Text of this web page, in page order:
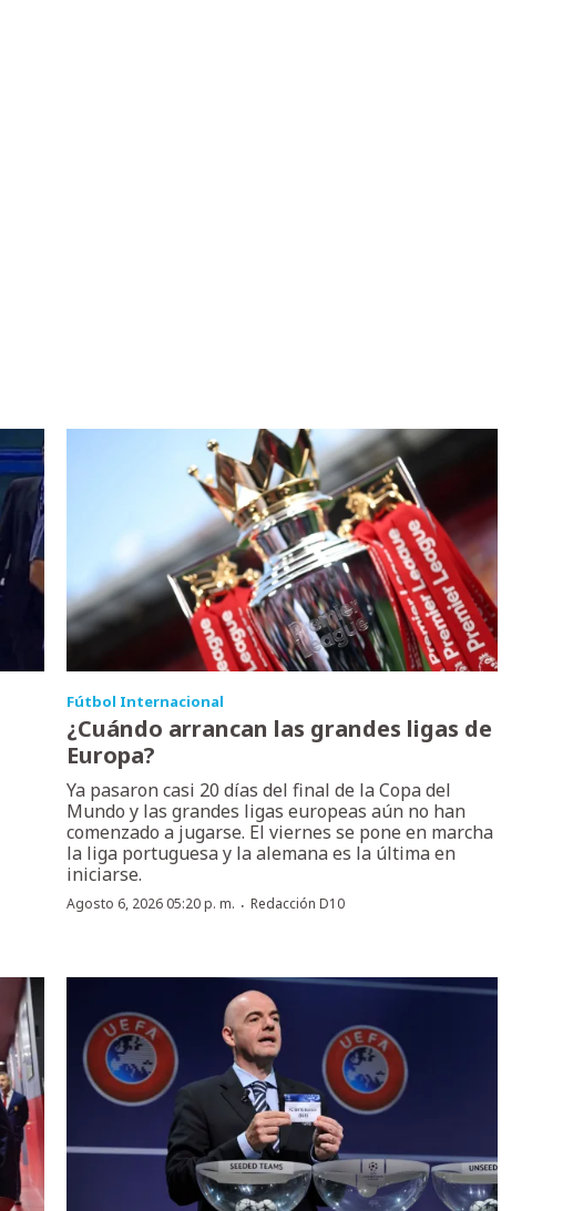
Fútbol Internacional
¿Cuándo arrancan las grandes ligas de
Europa?
Ya pasaron casi 20 días del final de la Copa del
Mundo y las grandes ligas europeas aún no han
comenzado a jugarse. El viernes se pone en marcha
la liga portuguesa y la alemana es la última en
iniciarse.
Agosto 6, 2026 05:20 p. m. · Redacción D10